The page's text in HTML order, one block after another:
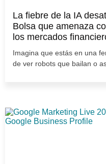
La fiebre de la IA
Bolsa que amenaza
los mercados
Imagina que estás en una
de ver robots que bailan o